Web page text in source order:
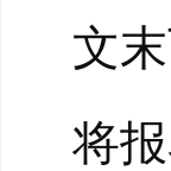
文末
将报